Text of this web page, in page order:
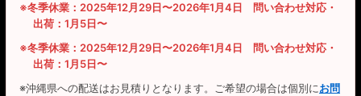
※冬季休業：2025年12月29日〜2026年1月4日 問い合わせ対応・
出荷：1月5日〜
※冬季休業：2025年12月29日〜2026年1月4日 問い合わせ対応・
出荷：1月5日〜
※沖縄県への配送はお見積りとなります。ご希望の場合は個別にお問